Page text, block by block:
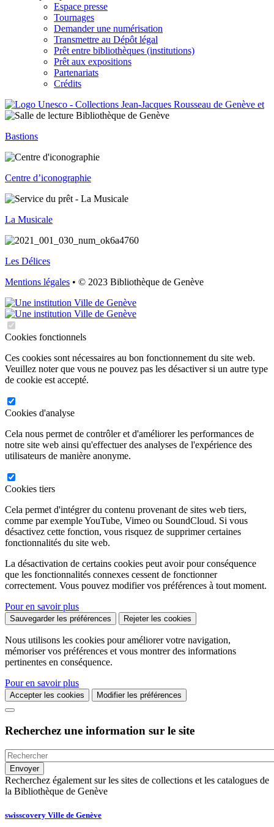
Espace presse
Tournages
Demander une numérisation
Transmettre au Dépôt légal
Prêt entre bibliothèques (institutions)
Prêt aux expositions
Partenariats
Crédits
Bastions
Centre d’iconographie
La Musicale
Les Délices
Mentions légales • © 2023 Bibliothèque de Genève
Cookies fonctionnels
Ces cookies sont nécessaires au bon fonctionnement du site web.
Veuillez noter que vous ne pouvez pas les désactiver si un autre type
de cookie est accepté.
Cookies d'analyse
Cela nous permet de contrôler et d'améliorer les performances de
notre site web ainsi qu'effectuer des analyses de l'expérience des
utilisateurs de manière anonyme.
Cookies tiers
Cela permet d'intégrer du contenu provenant de sites web tiers,
comme par exemple YouTube, Vimeo ou SoundCloud. Si vous
désactivez cette fonction, vous risquez de supprimer certaines
fonctionnalités du site web.
La désactivation de certains cookies peut avoir pour conséquence
que les fonctionnalités connexes cessent de fonctionner
correctement. Vous pouvez modifier vos préférences à tout moment.
Pour en savoir plus
Sauvegarder les préférences Rejeter les cookies
Nous utilisons les cookies pour améliorer votre navigation,
mémoriser vos préférences et vous montrer des informations
pertinentes en conséquence.
Pour en savoir plus
Accepter les cookies Modifier les préférences
Recherchez une information sur le site
Recherchez également sur les sites de collections et les catalogues de
la Bibliothèque de Genève
swisscovery Ville de Genève